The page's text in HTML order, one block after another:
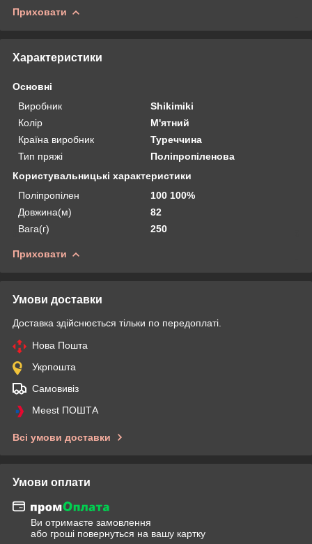
Приховати
Характеристики
Основні
Виробник
Shikimiki
Колір
М'ятний
Країна виробник
Туреччина
Тип пряжі
Поліпропіленова
Користувальницькі характеристики
Поліпропілен
100 100%
Довжина(м)
82
Вага(г)
250
Приховати
Умови доставки
Доставка здійснюється тільки по передоплаті.
Нова Пошта
Укрпошта
Самовивіз
Meest ПОШТА
Всі умови доставки
Умови оплати
Ви отримаєте замовлення
або гроші повернуться на вашу картку